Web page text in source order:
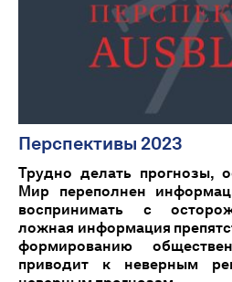
Перспективы 2023
Трудно делать прогнозы,
Мир переполнен
воспринимать с
ложная информация
формированию
приводит к неверным